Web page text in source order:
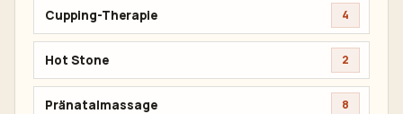
Cupping-Therapie 4
Hot Stone 2
Pränatalmassage 8